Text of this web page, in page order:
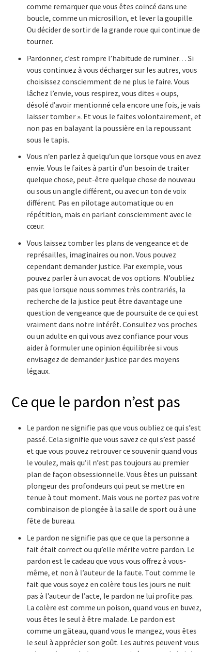
comme remarquer que vous êtes coincé dans une
boucle, comme un microsillon, et lever la goupille.
Ou décider de sortir de la grande roue qui continue de
tourner.
Pardonner, c’est rompre l’habitude de ruminer… Si
vous continuez à vous décharger sur les autres, vous
choisissez consciemment de ne plus le faire. Vous
lâchez l’envie, vous respirez, vous dites « oups,
désolé d’avoir mentionné cela encore une fois, je vais
laisser tomber ». Et vous le faites volontairement, et
non pas en balayant la poussière en la repoussant
sous le tapis.
Vous n’en parlez à quelqu’un que lorsque vous en avez
envie. Vous le faites à partir d’un besoin de traiter
quelque chose, peut-être quelque chose de nouveau
ou sous un angle différent, ou avec un ton de voix
différent. Pas en pilotage automatique ou en
répétition, mais en parlant consciemment avec le
cœur.
Vous laissez tomber les plans de vengeance et de
représailles, imaginaires ou non. Vous pouvez
cependant demander justice. Par exemple, vous
pouvez parler à un avocat de vos options. N’oubliez
pas que lorsque nous sommes très contrariés, la
recherche de la justice peut être davantage une
question de vengeance que de poursuite de ce qui est
vraiment dans notre intérêt. Consultez vos proches
ou un adulte en qui vous avez confiance pour vous
aider à formuler une opinion équilibrée si vous
envisagez de demander justice par des moyens
légaux.
Ce que le pardon n’est pas
Le pardon ne signifie pas que vous oubliez ce qui s’est
passé. Cela signifie que vous savez ce qui s’est passé
et que vous pouvez retrouver ce souvenir quand vous
le voulez, mais qu’il n’est pas toujours au premier
plan de façon obsessionnelle. Vous êtes un puissant
plongeur des profondeurs qui peut se mettre en
tenue à tout moment. Mais vous ne portez pas votre
combinaison de plongée à la salle de sport ou à une
fête de bureau.
Le pardon ne signifie pas que ce que la personne a
fait était correct ou qu’elle mérite votre pardon. Le
pardon est le cadeau que vous vous offrez à vous-
même, et non à l’auteur de la faute. Tout comme le
fait que vous soyez en colère tous les jours ne nuit
pas à l’auteur de l’acte, le pardon ne lui profite pas.
La colère est comme un poison, quand vous en buvez,
vous êtes le seul à être malade. Le pardon est
comme un gâteau, quand vous le mangez, vous êtes
le seul à apprécier son goût. Les autres peuvent vous